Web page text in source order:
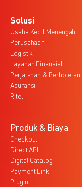
Solusi
Usaha Kecil Menengah
Perusahaan
Logistik
Layanan Finansial
Perjalanan & Perhotelan
Asuransi
Ritel
Produk & Biaya
Checkout
Direct API
Digital Catalog
Payment Link
Plugin